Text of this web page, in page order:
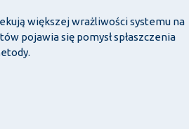
większej wrażliwości systemu na
pojawia się pomysł spłaszczenia